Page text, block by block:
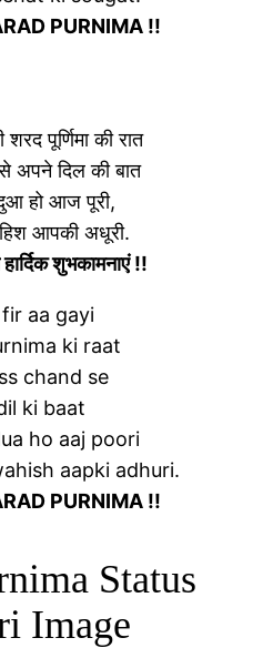
PURNIMA !!
पूर्णिमा की रात
अपने दिल की बात
हो आज पूरी,
आपकी अधूरी.
शुभकामनाएं !!
aa gayi
ki raat
chand se
ki baat
ho aaj poori
aapki adhuri.
PURNIMA !!
Status
Image